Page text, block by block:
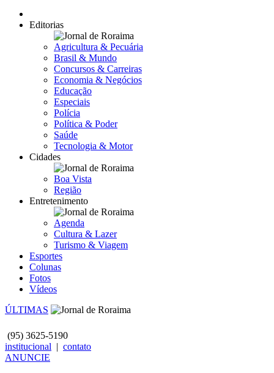
Editorias
Agricultura & Pecuária
Brasil & Mundo
Concursos & Carreiras
Economia & Negócios
Educação
Especiais
Polícia
Política & Poder
Saúde
Tecnologia & Motor
Cidades
Boa Vista
Região
Entretenimento
Agenda
Cultura & Lazer
Turismo & Viagem
Esportes
Colunas
Fotos
Vídeos
ÚLTIMAS
(95) 3625-5190
institucional | contato
ANUNCIE